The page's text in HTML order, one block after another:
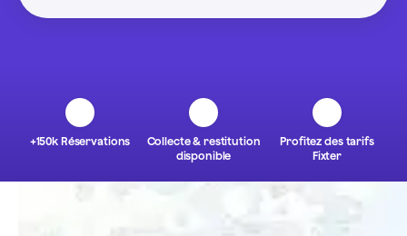
+150k Réservations
Collecte & restitution
disponible
Profitez des tarifs
Fixter